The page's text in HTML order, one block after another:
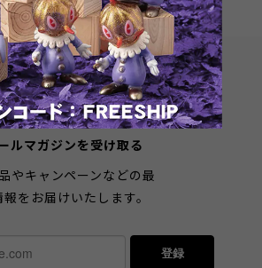
ルマガジンを受け取る
やキャンペーンなどの最
をお届けいたします。
登録